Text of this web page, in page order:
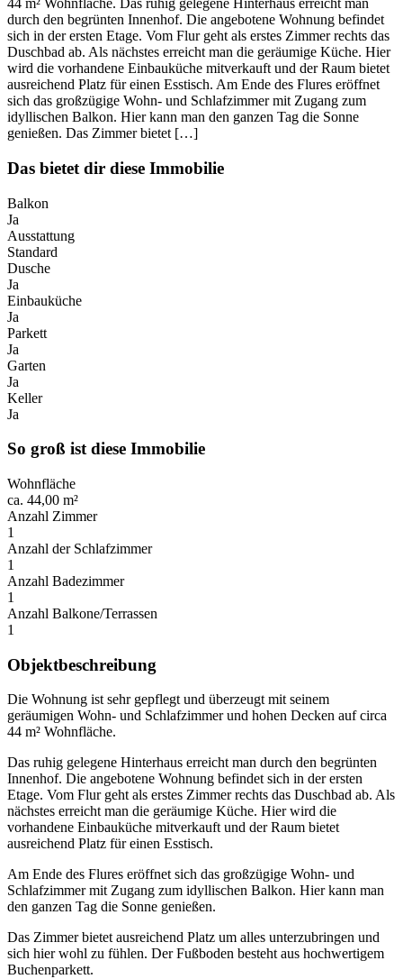
44 m² Wohnfläche. Das ruhig gelegene Hinterhaus erreicht man
durch den begrünten Innenhof. Die angebotene Wohnung befindet
sich in der ersten Etage. Vom Flur geht als erstes Zimmer rechts das
Duschbad ab. Als nächstes erreicht man die geräumige Küche. Hier
wird die vorhandene Einbauküche mitverkauft und der Raum bietet
ausreichend Platz für einen Esstisch. Am Ende des Flures eröffnet
sich das großzügige Wohn- und Schlafzimmer mit Zugang zum
idyllischen Balkon. Hier kann man den ganzen Tag die Sonne
genießen. Das Zimmer bietet […]
Das bietet dir diese Immobilie
Balkon
Ja
Ausstattung
Standard
Dusche
Ja
Einbauküche
Ja
Parkett
Ja
Garten
Ja
Keller
Ja
So groß ist diese Immobilie
Wohnfläche
ca. 44,00 m²
Anzahl Zimmer
1
Anzahl der Schlafzimmer
1
Anzahl Badezimmer
1
Anzahl Balkone/Terrassen
1
Objektbeschreibung
Die Wohnung ist sehr gepflegt und überzeugt mit seinem
geräumigen Wohn- und Schlafzimmer und hohen Decken auf circa
44 m² Wohnfläche.
Das ruhig gelegene Hinterhaus erreicht man durch den begrünten
Innenhof. Die angebotene Wohnung befindet sich in der ersten
Etage. Vom Flur geht als erstes Zimmer rechts das Duschbad ab. Als
nächstes erreicht man die geräumige Küche. Hier wird die
vorhandene Einbauküche mitverkauft und der Raum bietet
ausreichend Platz für einen Esstisch.
Am Ende des Flures eröffnet sich das großzügige Wohn- und
Schlafzimmer mit Zugang zum idyllischen Balkon. Hier kann man
den ganzen Tag die Sonne genießen.
Das Zimmer bietet ausreichend Platz um alles unterzubringen und
sich hier wohl zu fühlen. Der Fußboden besteht aus hochwertigem
Buchenparkett.